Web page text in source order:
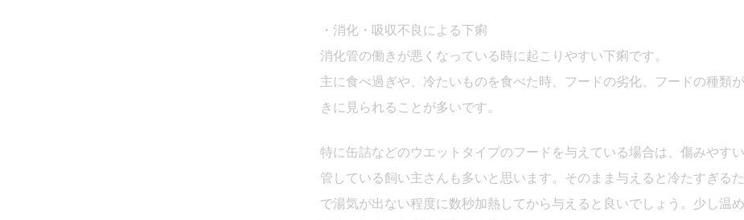
・消化・吸収不良による下痢
消化管の働きが悪くなっている時に起こりやすい下痢です。
主に食べ過ぎや、冷たいものを食べた時、フードの劣化、フードの種類
きに見られることが多いです。
特に缶詰などのウエットタイプのフードを与えている場合は、傷みやす
管している飼い主さんも多いと思います。そのまま与えると冷たすぎる
で湯気が出ない程度に数秒加熱してから与えると良いでしょう。少し温